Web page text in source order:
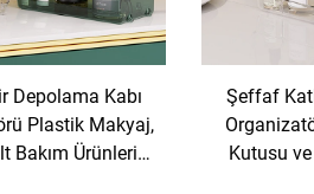
Depolama Kabı
Plastik Makyaj,
Bakım Ürünleri
Şeffaf
Kutusu